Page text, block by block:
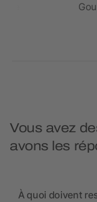
Vous avez
avons les
À quoi doivent